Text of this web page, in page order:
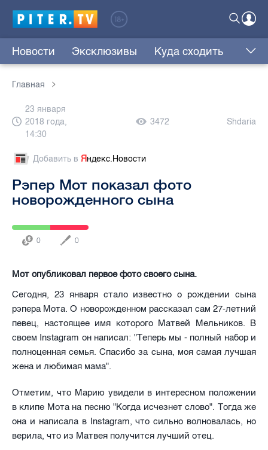
Новости Эксклюзивы Куда сходить
Главная
23 января
2018 года,
14:30
3472 Shdaria
Добавить в Яндекс.Новости
Рэпер Мот показал фото
новорожденного сына
0 0
Мот опубликовал первое фото своего сына.
Сегодня, 23 января стало известно о рождении сына
рэпера Мота. О новорожденном рассказал сам 27-летний
певец, настоящее имя которого Матвей Мельников. В
своем Instagram он написал: "Теперь мы - полный набор и
полноценная семья. Спасибо за сына, моя самая лучшая
жена и любимая мама".
Отметим, что Марию увидели в интересном положении
в клипе Мота на песню "Когда исчезнет слово". Тогда же
она и написала в Instagram, что сильно волновалась, но
верила, что из Матвея получится лучший отец.